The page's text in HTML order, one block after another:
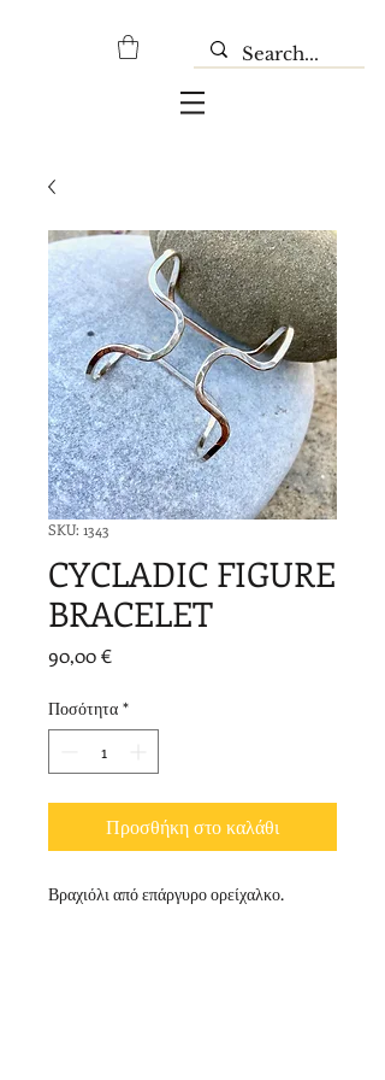
SKU: 1343
CYCLADIC FIGURE
BRACELET
90,00 €Τιμή
Ποσότητα *
Προσθήκη στο καλάθι
Βραχιόλι από επάργυρο ορείχαλκο.